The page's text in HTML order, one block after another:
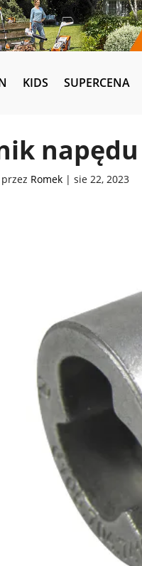
KIDS SUPERCENA
napędu
Romek| sie 22, 2023